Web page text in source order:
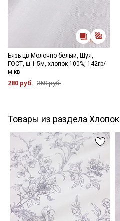
Бязь цв.Молочно-белый, Шуя,
ГОСТ, ш.1.5м, хлопок-100%, 142гр/
м.кв
280 руб. 350 руб.
Товары из раздела Хлопок